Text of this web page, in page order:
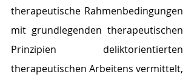
therapeutische Rahmenbedingungen
mit grundlegenden therapeutischen
Prinzipien deliktorientierten
therapeutischen Arbeitens vermittelt,